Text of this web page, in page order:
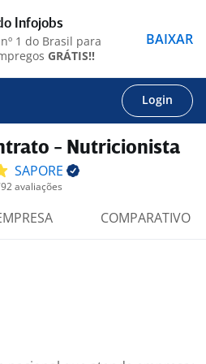
Login
- Nutricionista
SAPORE
avaliações
COMPARATIVO
Infojobs
1 do Brasil para
GRÁTIS!!
BAIXAR